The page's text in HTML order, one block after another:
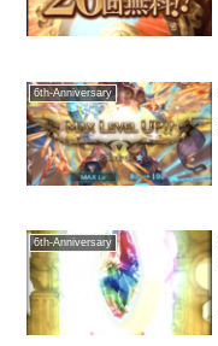
6th-Anniversary
6th-Anniversary